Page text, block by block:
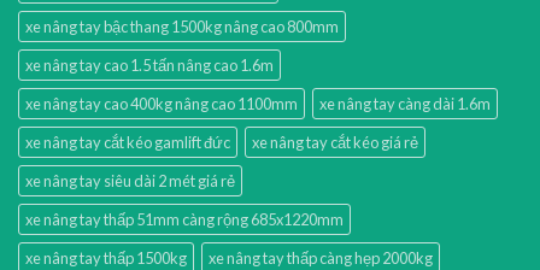
xe nâng tay bậc thang 1500kg nâng cao 800mm
xe nâng tay cao 1.5 tấn nâng cao 1.6m
xe nâng tay cao 400kg nâng cao 1100mm
xe nâng tay càng dài 1.6m
xe nâng tay cắt kéo gamlift đức
xe nâng tay cắt kéo giá rẻ
xe nâng tay siêu dài 2 mét giá rẻ
xe nâng tay thấp 51mm càng rộng 685x1220mm
xe nâng tay thấp 1500kg
xe nâng tay thấp càng hẹp 2000kg